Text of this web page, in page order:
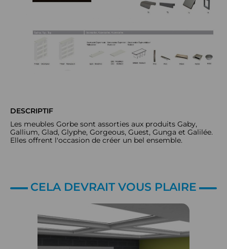
DESCRIPTIF
Les meubles Gorbe sont assorties aux produits Gaby,
Gallium, Glad, Glyphe, Gorgeous, Guest, Gunga et Galilée.
Elles offrent l'occasion de créer un bel ensemble.
CELA DEVRAIT VOUS PLAIRE